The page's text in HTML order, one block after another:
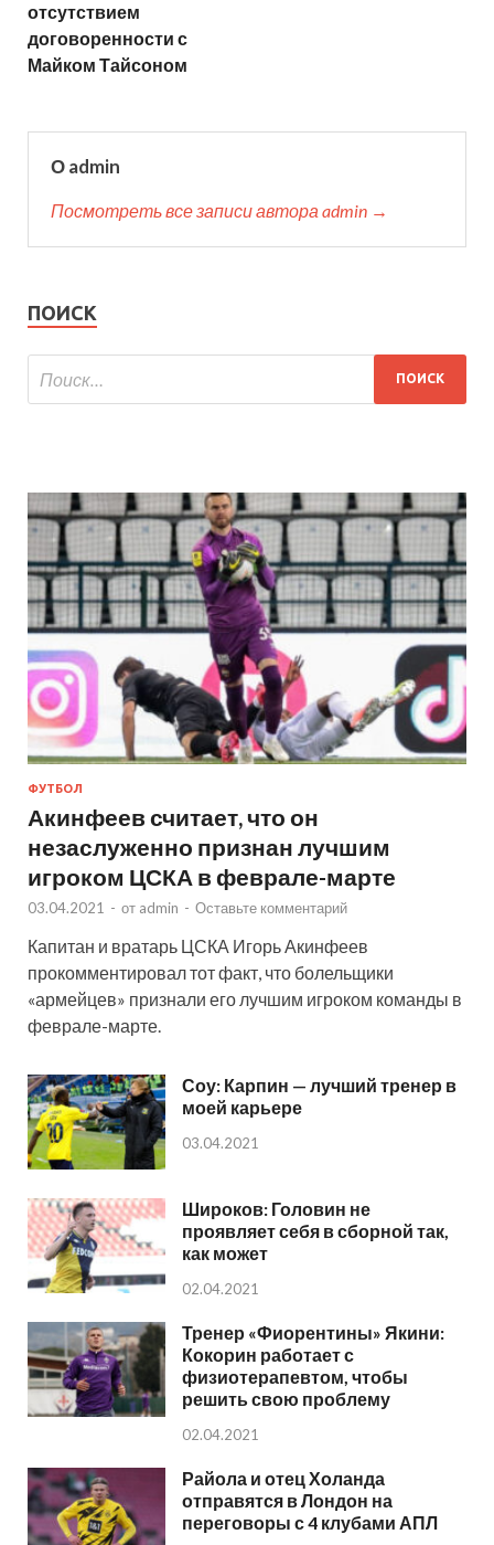
отсутствием
договоренности с
Майком Тайсоном
О admin
Посмотреть все записи автора admin →
ПОИСК
ФУТБОЛ
Акинфеев считает, что он
незаслуженно признан лучшим
игроком ЦСКА в феврале-марте
03.04.2021 - от admin - Оставьте комментарий
Капитан и вратарь ЦСКА Игорь Акинфеев
прокомментировал тот факт, что болельщики
«армейцев» признали его лучшим игроком команды в
феврале-марте.
Соу: Карпин — лучший тренер в
моей карьере
03.04.2021
Широков: Головин не
проявляет себя в сборной так,
как может
02.04.2021
Тренер «Фиорентины» Якини:
Кокорин работает с
физиотерапевтом, чтобы
решить свою проблему
02.04.2021
Райола и отец Холанда
отправятся в Лондон на
переговоры с 4 клубами АПЛ